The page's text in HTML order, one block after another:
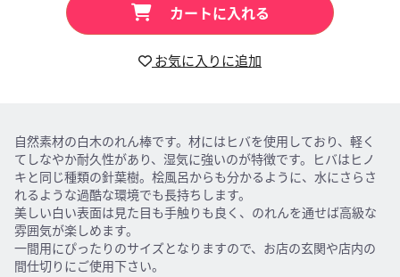
カートに入れる
お気に入りに追加
自然素材の白木のれん棒です。材にはヒバを使用しており、軽く
てしなやか耐久性があり、湿気に強いのが特徴です。ヒバはヒノ
キと同じ種類の針葉樹。桧風呂からも分かるように、水にさらさ
れるような過酷な環境でも長持ちします。
美しい白い表面は見た目も手触りも良く、のれんを通せば高級な
雰囲気が楽しめます。
一間用にぴったりのサイズとなりますので、お店の玄関や店内の
間仕切りにご使用下さい。